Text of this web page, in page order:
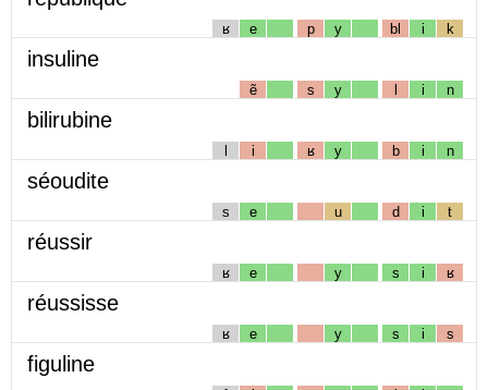
ʁ e p y bl i k
insuline
ẽ s y l i n
bilirubine
l i ʁ y b i n
séoudite
s e u d i t
réussir
ʁ e y s i ʁ
réussisse
ʁ e y s i s
figuline